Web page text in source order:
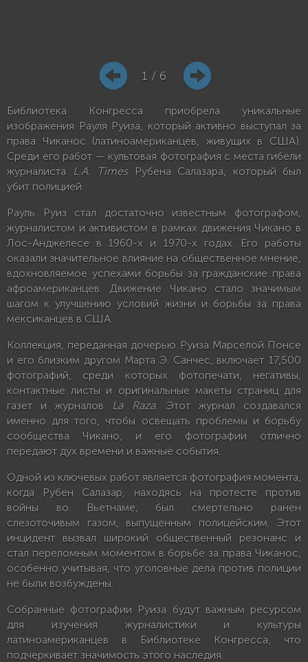
1 / 6
Библиотека Конгресса приобрела уникальные
изображения Рауля Руиза, который активно выступал за
права Чиканос (латиноамериканцев, живущих в США).
Среди его работ — культовая фотография с места гибели
журналиста
L.A. TimesРубена Салазара, который был
убит полицией.
Рауль Руиз стал достаточно известным фотографом,
журналистом и активистом в рамках движения Чикано в
Лос-Анджелесе в 1960-х и 1970-х годах. Его работы
оказали значительное влияние на общественное мнение,
вдохновляемое успехами борьбы за гражданские права
афроамериканцев. Движение Чикано стало значимым
шагом к улучшению условий жизни и борьбы за права
мексиканцев в США.
Коллекция, переданная дочерью Руиза Марселой Понсе
и его близким другом Марта Э. Санчес, включает 17,500
фотографий, среди которых фотопечати, негативы,
контактные листы и оригинальные макеты страниц для
газет и журналов La Raza. Этот журнал создавался
именно для того, чтобы освещать проблемы и борьбу
сообщества Чикано, и его фотографии отлично
передают дух времени и важные события.
Одной из ключевых работ является фотография момента,
когда Рубен Салазар, находясь на протесте против
войны во Вьетнаме, был смертельно ранен
слезоточивым газом, выпущенным полицейским. Этот
инцидент вызвал широкий общественный резонанс и
стал переломным моментом в борьбе за права Чиканос,
особенно учитывая, что уголовные дела против полиции
не были возбуждены.
Собранные фотографии Руиза будут важным ресурсом
для изучения журналистики и культуры
латиноамериканцев в Библиотеке Конгресса, что
подчеркивает значимость этого наследия.